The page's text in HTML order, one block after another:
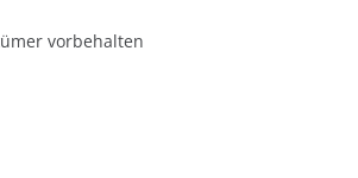
vorbehalten